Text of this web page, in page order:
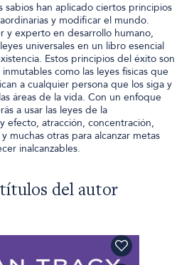
sabios han aplicado ciertos principios
y modificar el mundo.
y experto en desarrollo humano,
universales en un libro esencial
Estos principios del éxito son
como las leyes físicas que
a cualquier persona que los siga y
áreas de la vida. Con un enfoque
a usar las leyes de la
efecto, atracción, concentración,
muchas otras para alcanzar metas
inalcanzables.
del autor